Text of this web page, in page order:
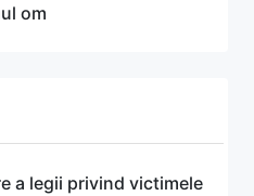
om
a legii privind victimele